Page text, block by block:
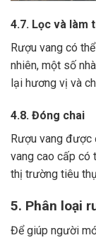
4.7. Lọc và làm
Rượu vang có
nhiên, một số
lại hương vị và
4.8. Đóng chai
Rượu vang được
vang cao cấp có
thị trường tiêu
5. Phân loại
Để giúp người